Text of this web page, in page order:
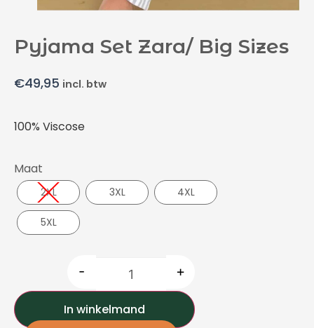
Pyjama Set Zara/ Big Sizes
€49,95 incl. btw
100% Viscose
Maat
2XL 3XL 4XL
5XL
- +
In winkelmand